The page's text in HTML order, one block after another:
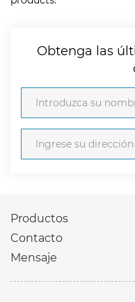
Obtenga las
Productos
Contacto
Mensaje